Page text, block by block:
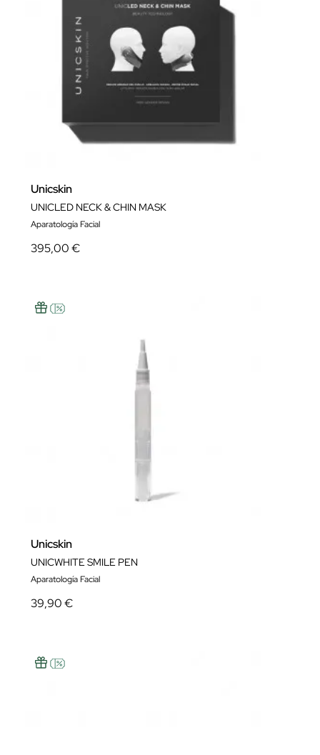
Unicskin
UNICLED NECK & CHIN MASK
Aparatología Facial
395,00 €
Unicskin
UNICWHITE SMILE PEN
Aparatología Facial
39,90 €